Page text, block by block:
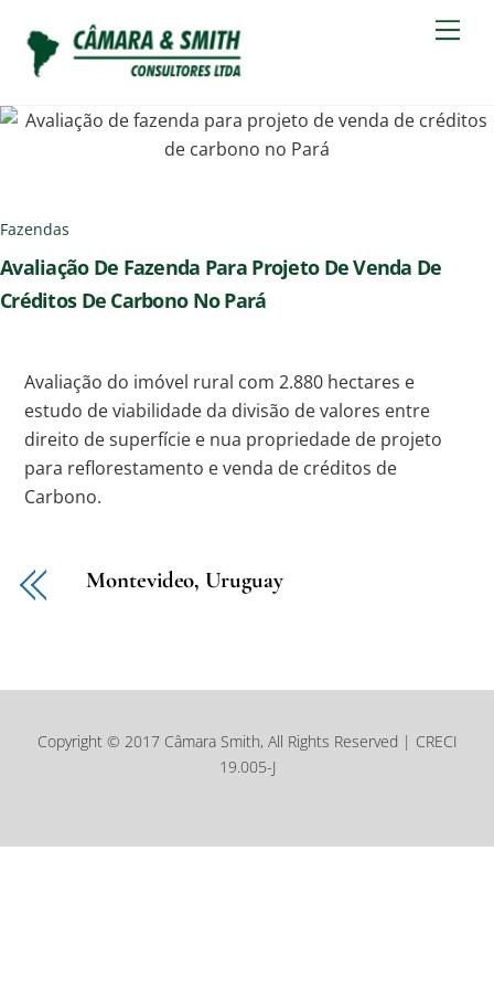
content
Fazendas
Avaliação De Fazenda Para Projeto De Venda De
Créditos De Carbono No Pará
Avaliação do imóvel rural com 2.880 hectares e
estudo de viabilidade da divisão de valores entre
direito de superfície e nua propriedade de projeto
para reflorestamento e venda de créditos de
Carbono.
Montevideo, Uruguay
Copyright © 2017 Câmara Smith, All Rights Reserved | CRECI
19.005-J